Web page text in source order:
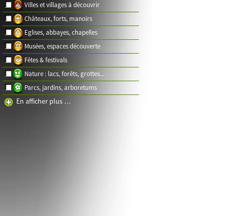
Villes et villages à découvrir
Châteaux, forts, manoirs
Eglises, abbayes, chapelles
Musées, espaces découverte
Fêtes & festivals
Nature : lacs, forêts, grottes...
Parcs, jardins, arboretums
En afficher plus …